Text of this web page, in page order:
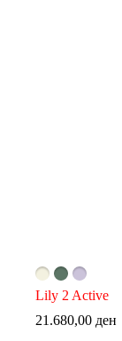
Lily 2 Active
21.680,00 ден